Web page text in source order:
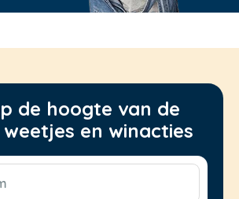
de hoogte van de
en winacties